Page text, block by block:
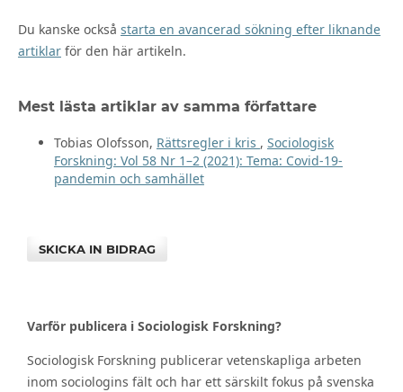
Du kanske också starta en avancerad sökning efter liknande
artiklarför den här artikeln.
Mest lästa artiklar av samma författare
Tobias Olofsson, Rättsregler i kris , Sociologisk
Forskning: Vol 58 Nr 1–2 (2021): Tema: Covid-19-
pandemin och samhället
SKICKA IN BIDRAG
Varför publicera i Sociologisk Forskning?
Sociologisk Forskning publicerar vetenskapliga arbeten
inom sociologins fält och har ett särskilt fokus på svenska